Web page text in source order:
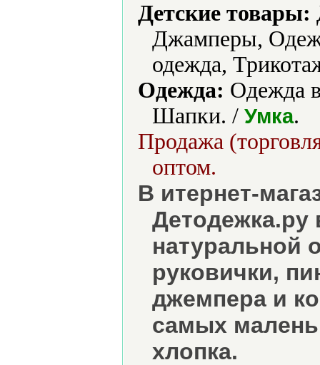
Детские товары:
Джамперы,
одежда,
Одежда: Одежда
Шапки. / Умка.
Продажа
оптом.
В итернет-
Детодежка.ру
натуральной
руковички,
джемпера и
самых
хлопка.